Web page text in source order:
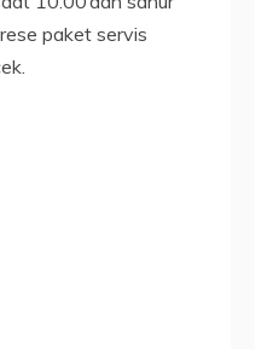
paket servis